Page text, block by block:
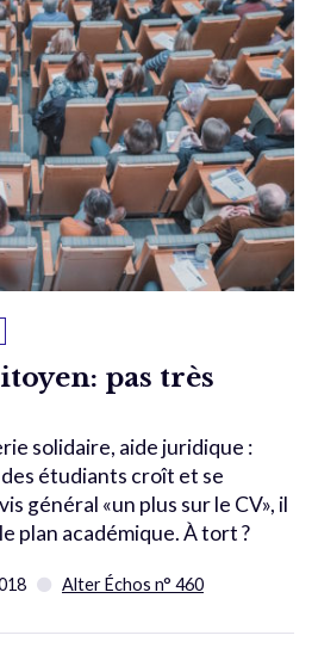
pas très
solidaire, aide juridique :
étudiants croît et se
général «un plus sur le CV», il
plan académique. À tort ?
Alter Échos n° 460